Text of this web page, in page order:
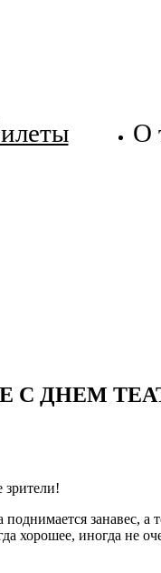
О
С ДНЕМ
зрители!
поднимается занавес,
хорошее, иногда не